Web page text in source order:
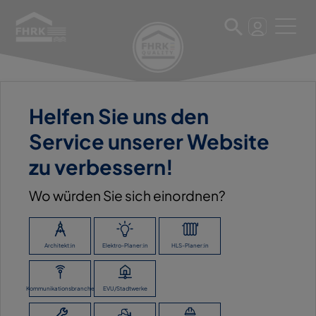
Helfen Sie uns den
Service unserer Website
zu verbessern!
Wo würden Sie sich einordnen?
Architekt:in Elektro-Planer:in HLS-Planer:in
Kommunikationsbranche EVU/Stadtwerke
11. März 2025
C. U. D. BARGEN HOLZ U.
BAUSTOFFE GMBH
ZURÜCK ZUR ÜBERSICHT